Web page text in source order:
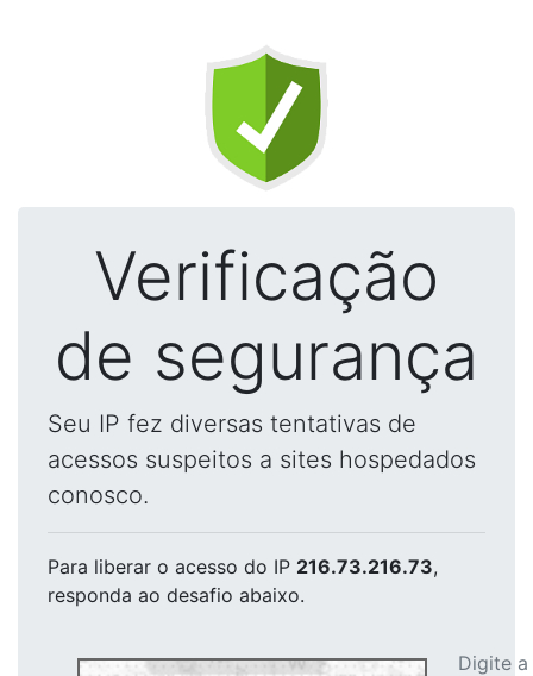
Verificação
de segurança
Seu IP fez diversas tentativas de
acessos suspeitos a sites hospedados
conosco.
Para liberar o acesso do IP 216.73.216.73,
responda ao desafio abaixo.
Digite